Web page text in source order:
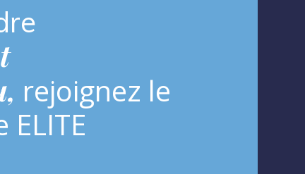
rejoignez le
ELITE